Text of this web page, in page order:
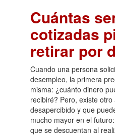
Cuántas
cotizadas
retirar por
Cuando una persona
desempleo, la primera
misma: ¿cuánto dinero
recibiré? Pero, existe
desapercibido y que
mucho mayor en el
que se descuentan al